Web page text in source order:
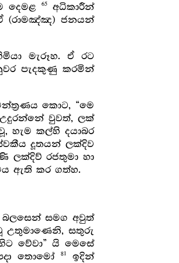
දෙමළ 65
අධිකාරීන්
(රාමඤ්ඤ) ජනයන්
මැරූහ. ඒ රට
පැදකුණු කරමින්
කොට, “මෙ
වුවත්, ලක්
හැම කල්හි දයාබර
දූතයන් ලක්දිව
ලක්දිව් රජතුමා හා
ඇති කර ගත්හ.
සමග අවුත්
උතුමාණෙනි, සතුරු
වේවා” යි මෙසේ
තොමෝ 81
ඉදින්